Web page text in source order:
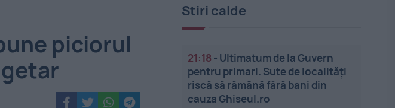
piciorul
Stiri calde
21:18 - Ultimatum de la Guvern
pentru primari. Sute de localități
riscă să rămână fără bani din
cauza Ghiseul.ro